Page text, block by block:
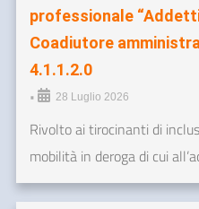
professionale
Coadiutore
4.1.1.2.0
• 28 Luglio 2026
Rivolto ai tirocinanti di
mobilità in deroga di cui